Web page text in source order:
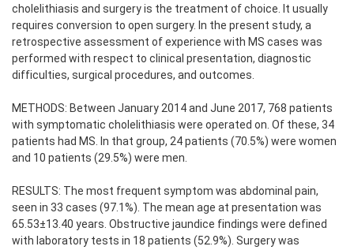
cholelithiasis and surgery is the treatment of choice. It usually
requires conversion to open surgery. In the present study, a
retrospective assessment of experience with MS cases was
performed with respect to clinical presentation, diagnostic
difficulties, surgical procedures, and outcomes.
METHODS: Between January 2014 and June 2017, 768 patients
with symptomatic cholelithiasis were operated on. Of these, 34
patients had MS. In that group, 24 patients (70.5%) were women
and 10 patients (29.5%) were men.
RESULTS: The most frequent symptom was abdominal pain,
seen in 33 cases (97.1%). The mean age at presentation was
65.53±13.40 years. Obstructive jaundice findings were defined
with laboratory tests in 18 patients (52.9%). Surgery was